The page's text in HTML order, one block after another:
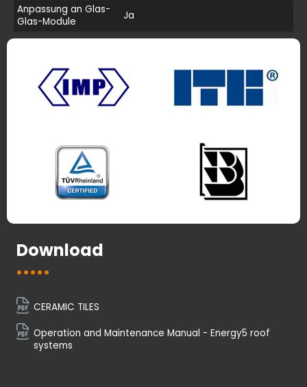
Anpassung an Glas-
Glas-Module
Ja
Download
CERAMIC TILES
Operation and Maintenance Manual - Energy5 roof
systems